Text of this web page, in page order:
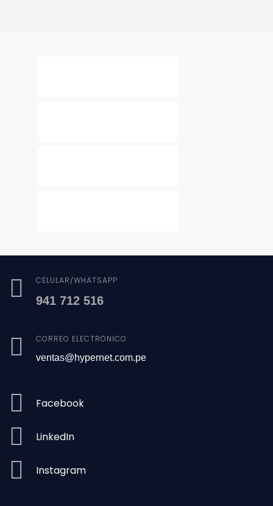
CELULAR/WHATSAPP
941 712 516
CORREO ELECTRÓNICO
ventas@hypernet.com.pe
Facebook
LinkedIn
Instagram